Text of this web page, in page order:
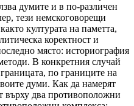
думите и в по-различен
тези немскоговорещи
културата на паметта,
коректност и
място: историография
В конкретния случай
по границите на
думи. Как да намерят
върху два противоположни